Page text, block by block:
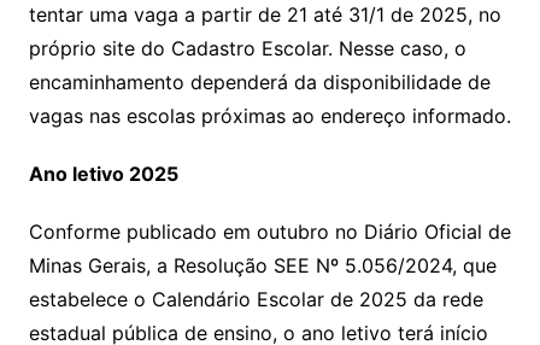
tentar uma vaga a partir de 21 até 31/1 de 2025, no
próprio site do Cadastro Escolar. Nesse caso, o
encaminhamento dependerá da disponibilidade de
vagas nas escolas próximas ao endereço informado.
Ano letivo 2025
Conforme publicado em outubro no Diário Oficial de
Minas Gerais, a Resolução SEE Nº 5.056/2024, que
estabelece o Calendário Escolar de 2025 da rede
estadual pública de ensino, o ano letivo terá início